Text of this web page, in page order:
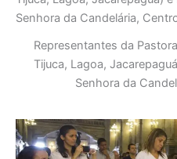
Representantes da
Tijuca, Lagoa,
Senhora da